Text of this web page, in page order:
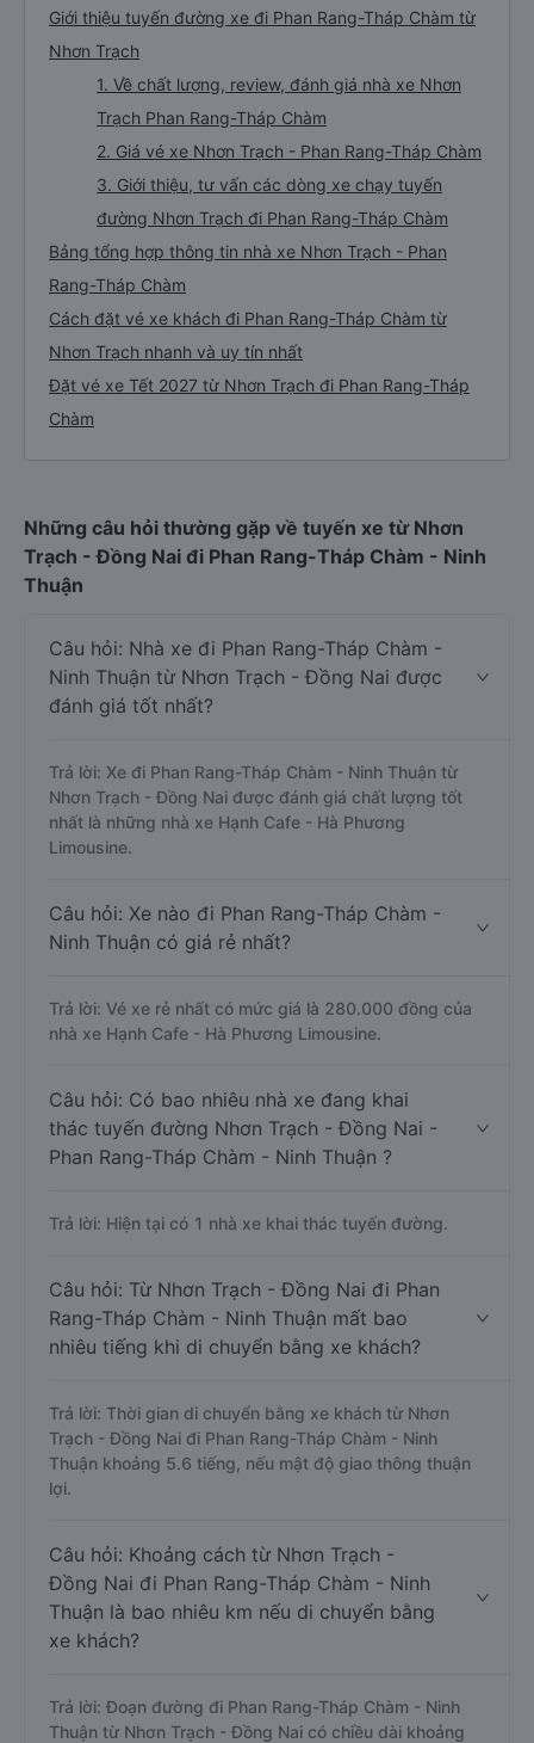
Giới thiệu tuyến đường xe đi Phan Rang-Tháp Chàm từ
Nhơn Trạch
1. Về chất lượng, review, đánh giá nhà xe Nhơn
Trạch Phan Rang-Tháp Chàm
2. Giá vé xe Nhơn Trạch - Phan Rang-Tháp Chàm
3. Giới thiệu, tư vấn các dòng xe chạy tuyến
đường Nhơn Trạch đi Phan Rang-Tháp Chàm
Bảng tổng hợp thông tin nhà xe Nhơn Trạch - Phan
Rang-Tháp Chàm
Cách đặt vé xe khách đi Phan Rang-Tháp Chàm từ
Nhơn Trạch nhanh và uy tín nhất
Đặt vé xe Tết 2027 từ Nhơn Trạch đi Phan Rang-Tháp
Chàm
Những câu hỏi thường gặp về tuyến xe từ Nhơn
Trạch - Đồng Nai đi Phan Rang-Tháp Chàm - Ninh
Thuận
Câu hỏi: Nhà xe đi Phan Rang-Tháp Chàm -
Ninh Thuận từ Nhơn Trạch - Đồng Nai được
đánh giá tốt nhất?
Trả lời: Xe đi Phan Rang-Tháp Chàm - Ninh Thuận từ
Nhơn Trạch - Đồng Nai được đánh giá chất lượng tốt
nhất là những nhà xe Hạnh Cafe - Hà Phương
Limousine.
Câu hỏi: Xe nào đi Phan Rang-Tháp Chàm -
Ninh Thuận có giá rẻ nhất?
Trả lời: Vé xe rẻ nhất có mức giá là 280.000 đồng của
nhà xe Hạnh Cafe - Hà Phương Limousine.
Câu hỏi: Có bao nhiêu nhà xe đang khai
thác tuyến đường Nhơn Trạch - Đồng Nai -
Phan Rang-Tháp Chàm - Ninh Thuận ?
Trả lời: Hiện tại có 1 nhà xe khai thác tuyến đường.
Câu hỏi: Từ Nhơn Trạch - Đồng Nai đi Phan
Rang-Tháp Chàm - Ninh Thuận mất bao
nhiêu tiếng khi di chuyển bằng xe khách?
Trả lời: Thời gian di chuyển bằng xe khách từ Nhơn
Trạch - Đồng Nai đi Phan Rang-Tháp Chàm - Ninh
Thuận khoảng 5.6 tiếng, nếu mật độ giao thông thuận
lợi.
Câu hỏi: Khoảng cách từ Nhơn Trạch -
Đồng Nai đi Phan Rang-Tháp Chàm - Ninh
Thuận là bao nhiêu km nếu di chuyển bằng
xe khách?
Trả lời: Đoạn đường đi Phan Rang-Tháp Chàm - Ninh
Thuận từ Nhơn Trạch - Đồng Nai có chiều dài khoảng